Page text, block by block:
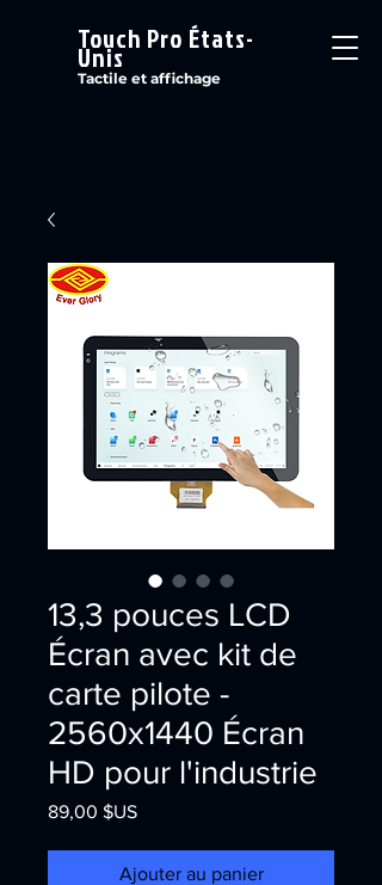
Touch Pro États-
Unis
Tactile et affichage
13,3 pouces LCD
Écran avec kit de
carte pilote -
2560x1440 Écran
HD pour l'industrie
89,00 $USPrix
Ajouter au panier